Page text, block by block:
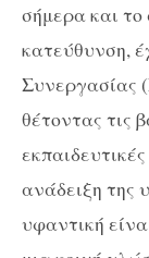
σήμερα και
κατεύθυνση,
Συνεργασίας
θέτοντας τις
ανάδειξη της
υφαντική